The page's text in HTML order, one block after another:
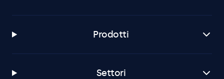
Prodotti
Settori